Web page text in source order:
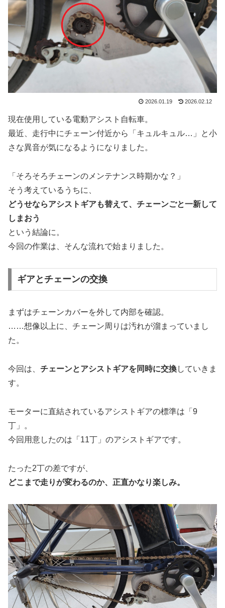
2026.01.19 2026.02.12
現在使用している電動アシスト自転車。
最近、走行中にチェーン付近から「キュルキュル…」と小
さな異音が気になるようになりました。
「そろそろチェーンのメンテナンス時期かな？」
そう考えているうちに、
どうせならアシストギアも替えて、チェーンごと一新して
しまおう
という結論に。
今回の作業は、そんな流れで始まりました。
ギアとチェーンの交換
まずはチェーンカバーを外して内部を確認。
……想像以上に、チェーン周りは汚れが溜まっていまし
た。
今回は、 チェーンとアシストギアを同時に交換していきま
す。
モーターに直結されているアシストギアの標準は「9
丁」。
今回用意したのは「11丁」のアシストギアです。
たった2丁の差ですが、
どこまで走りが変わるのか、正直かなり楽しみ。